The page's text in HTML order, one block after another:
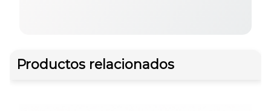
Productos relacionados